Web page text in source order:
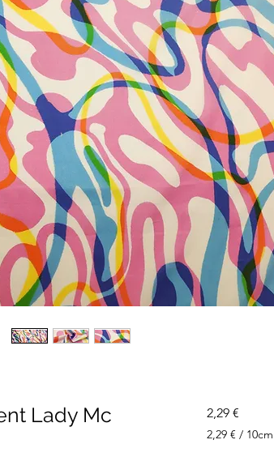
Lady Mc
2,29 €
2,29 € / 10cm